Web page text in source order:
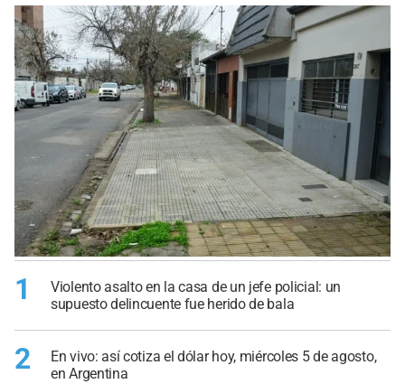
1
Violento asalto en la casa de un jefe policial: un
supuesto delincuente fue herido de bala
2
En vivo: así cotiza el dólar hoy, miércoles 5 de agosto,
en Argentina